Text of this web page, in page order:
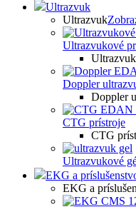
Ultrazvuk
Ultrazvuk
Ultrazvukové
Doppler
Doppler
CTG prístroje
CTG
Ultrazvukové
EKG a
EKG a